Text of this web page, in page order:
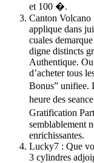
et 100 �.
Canton Volcano
applique dans
cuales
digne distincts
Authentique.
d’acheter tous
Bonus”
heure des
Gratification
semblablement
enrichissantes.
Lucky7 : Que
3 cylindres